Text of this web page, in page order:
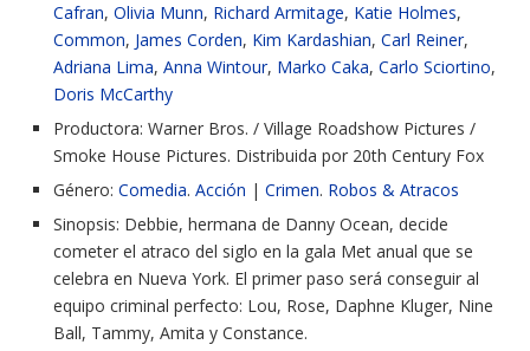
Cafran, Olivia Munn, Richard Armitage, Katie Holmes,
Common, James Corden, Kim Kardashian, Carl Reiner,
Adriana Lima, Anna Wintour, Marko Caka, Carlo Sciortino,
Doris McCarthy
Productora: Warner Bros. / Village Roadshow Pictures /
Smoke House Pictures. Distribuida por 20th Century Fox
Género: Comedia. Acción | Crimen. Robos & Atracos
Sinopsis: Debbie, hermana de Danny Ocean, decide
cometer el atraco del siglo en la gala Met anual que se
celebra en Nueva York. El primer paso será conseguir al
equipo criminal perfecto: Lou, Rose, Daphne Kluger, Nine
Ball, Tammy, Amita y Constance.